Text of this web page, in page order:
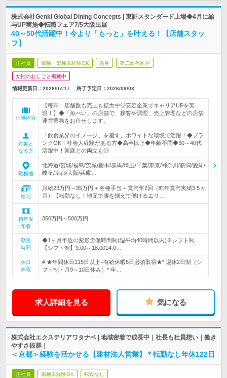
株式会社Genki Global Dining Concepts | 東証スタンダード上場◆4月に給
与UP実施◆転職フェア7/5大阪出展
40～50代活躍中！今より「もっと」を叶える！【店舗スタッ
フ】
正社員 職種・業種未経験OK 急募 第二新卒歓迎
女性のおしごと掲載中
情報更新日：2026/07/17 終了予定日： 2026/09/03
仕事内容
【毎年、店舗数も売上も拡大中◎安定企業でキャリアUPを実
現！】◆「魚べい」の店舗で、接客や調理、売上管理などの店舗
運営業務をお任せします。
対象と
なる方
「飲食業界のイメージ」を覆す、ホワイトな環境で活躍！◆ブラ
ンクOK！社会人経験がある方◆高卒以上◆年齢不問◆30～40代
活躍中！家庭との両立も◎
勤務地
北海道/宮城/福島/茨城/栃木/群馬/埼玉/千葉/東京/神奈川/新潟/愛知/
岐阜/京都/大阪/兵庫…
給与
月給23万円～35万円 + 各種手当 + 賞与年2回（昨年賞与実績3.5ヵ
月）【転勤なし！地元で腰を据えて働けるエリ…
初年度
年収
350万円～500万円
勤務
時間
◆1ヶ月単位の変形労働時間制(週平均40時間以内)※シフト制
【シフト例】9:00～18:0014:0…
休日
休暇
# ★年間休日115日以上+有給休暇5日必須取得★* 週休2日制（シ
フト制・月9～10日休み）* 年…
求人詳細を見る 気になる
株式会社エクステリアワタナベ | 地域密着で成長中｜社長も社員想い｜働き
やすさ抜群｜
＜京都＞経験を活かせる【建材法人営業】＊転勤なし年休122日
正社員 職種未経験OK 転勤なし